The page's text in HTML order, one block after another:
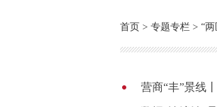
首页 > 专题专栏 > “
营商“丰”景线